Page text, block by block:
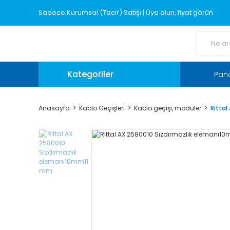
Sadece Kurumsal (Tacir) Satışı | Üye olun, fiyat görün
Kategoriler
Anasayfa Kablo Geçişleri Kablo geçişi, modüler Rittal